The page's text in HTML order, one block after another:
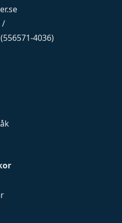
/
4036)